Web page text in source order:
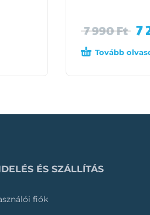
7 990Ft 7
Tovább
ÉS SZÁLLÍTÁS
fiók